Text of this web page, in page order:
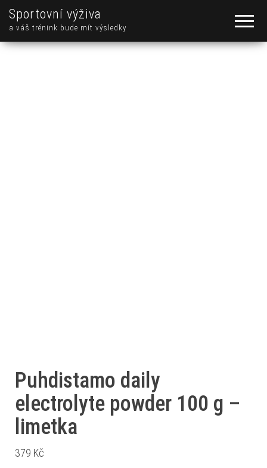
Sportovní výživa
a váš trénink bude mít výsledky
Puhdistamo daily
electrolyte powder 100 g –
limetka
379 Kč